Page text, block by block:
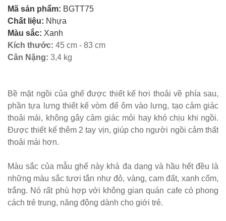
Ghế
Bộ bàn ghế
sang trọng,
hiện đại
Kệ decor
KM01 - Kệ
vách ngăn
căn hộ, văn
Mã sản phẩm: BGTT75
Chất liệu: Nhựa
Màu sắc: Xanh
Kích thước: 45 cm - 83 cm
Cân Nặng: 3,4 kg
Bề mặt ngồi của ghế được thiết kế hơi thoải về phía sau,
phần tựa lưng thiết kế vòm để ôm vào lưng, tạo cảm giác
thoải mái, không gây cảm giác mỏi hay khó chịu khi ngồi.
Được thiết kế thêm 2 tay vịn, giúp cho người ngồi cảm thất
thoải mái hơn.
Màu sắc của mẫu ghế này khá đa dạng và hầu hết đều là
những màu sắc tươi tắn như đỏ, vàng, cam đất, xanh cốm,
trắng. Nó rất phù hợp với không gian quán cafe có phong
cách trẻ trung, năng động dành cho giới trẻ.